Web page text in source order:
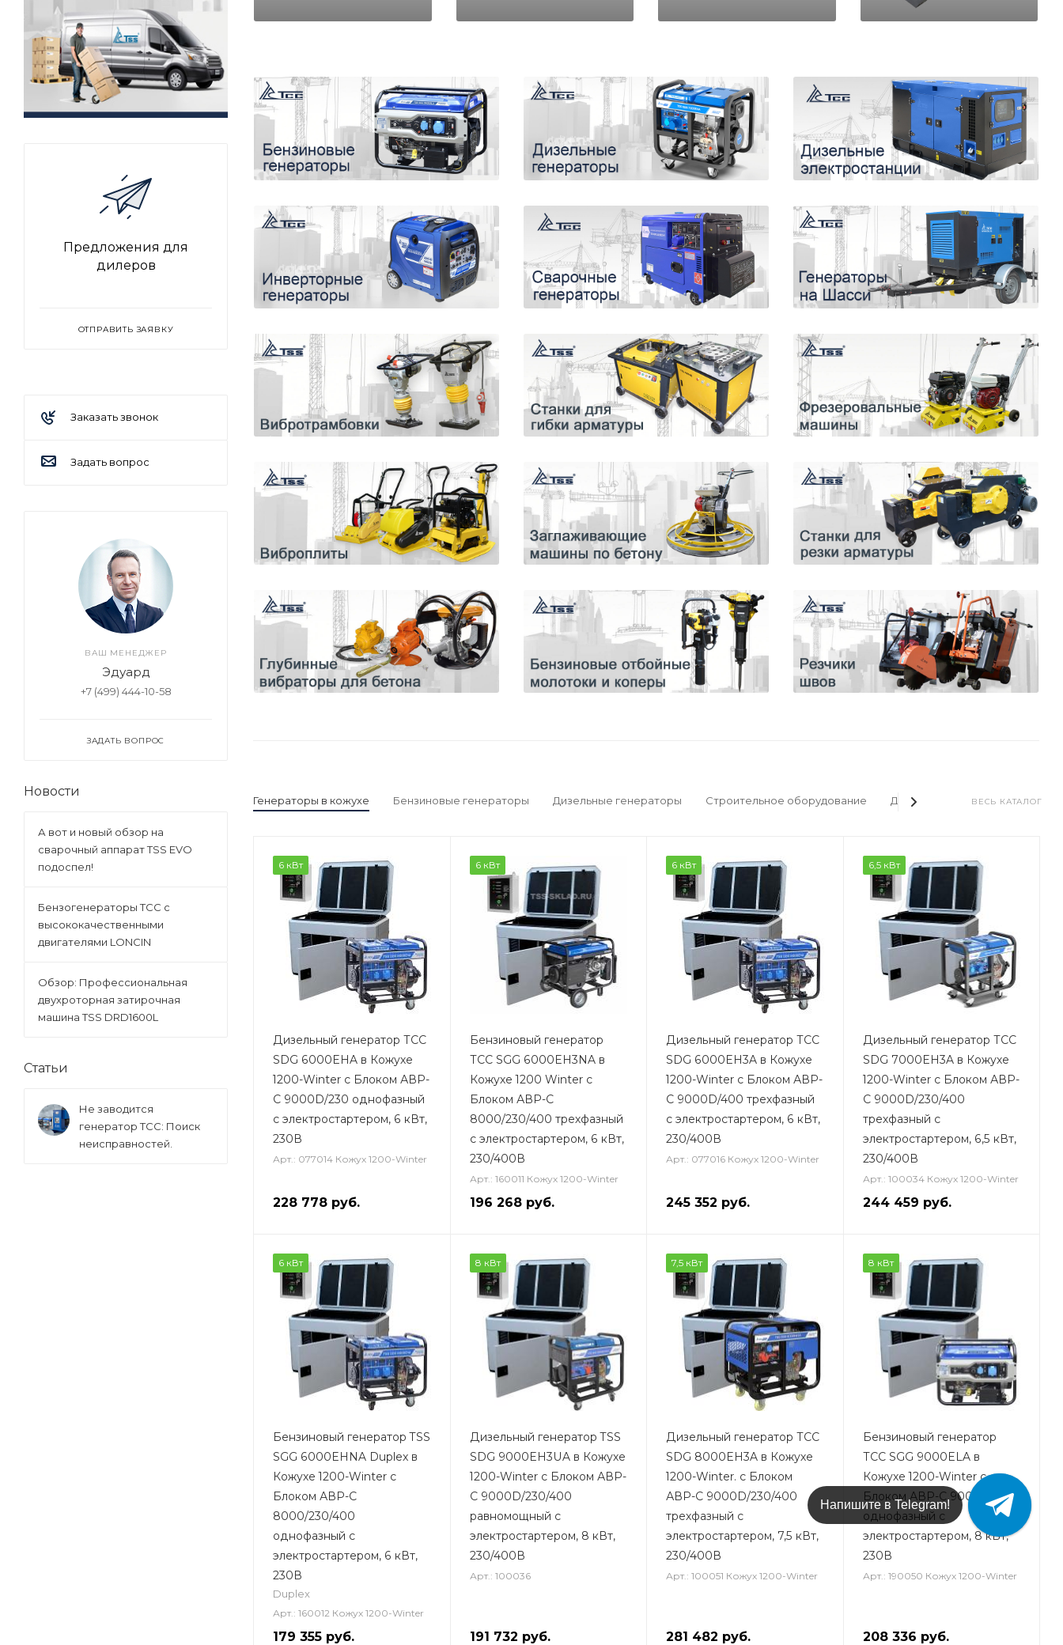
Генераторы в кожухе Бензиновые генераторы Дизельные генераторы Строительное оборудование Дизельные электростанции
ВЕСЬ КАТАЛОГ
6 кВт
Дизельный генератор ТСС
SDG 6000EHA в Кожухе
1200-Winter с Блоком АВР-
С 9000D/230 однофазный
с электростартером, 6 кВт,
230В
Арт.: 077014 Кожух 1200-Winter
228 778 руб.
6 кВт
Бензиновый генератор
ТСС SGG 6000EH3NA в
Кожухе 1200 Winter с
Блоком АВР-С
8000/230/400 трехфазный
с электростартером, 6 кВт,
230/400В
Арт.: 160011 Кожух 1200-Winter
196 268руб.
6 кВт
Дизельный генератор ТСС
SDG 6000EH3A в Кожухе
1200-Winter с Блоком АВР-
С 9000D/400 трехфазный
с электростартером, 6 кВт,
230/400В
Арт.: 077016 Кожух 1200-Winter
245 352 руб.
6,5 кВт
Дизельный генератор ТСС
SDG 7000EH3A в Кожухе
1200-Winter с Блоком АВР-
С 9000D/230/400
трехфазный с
электростартером, 6,5 кВт,
230/400В
Арт.: 100034 Кожух 1200-Winter
244 459 руб.
6 кВт
Бензиновый генератор TSS
SGG 6000EHNA Duplex в
Кожухе 1200-Winter с
Блоком АВР-С
8000/230/400
однофазный с
электростартером, 6 кВт,
230В
Duplex
Арт.: 160012 Кожух 1200-Winter
179 355 руб.
8 кВт
Дизельный генератор TSS
SDG 9000EH3UA в Кожухе
1200-Winter с Блоком АВР-
С 9000D/230/400
равномощный с
электростартером, 8 кВт,
230/400В
Арт.: 100036
191 732 руб.
7,5 кВт
Дизельный генератор ТСС
SDG 8000EH3A в Кожухе
1200-Winter. с Блоком
АВР-С 9000D/230/400
трехфазный с
электростартером, 7,5 кВт,
230/400В
Арт.: 100051 Кожух 1200-Winter
281 482 руб.
8 кВт
Бензиновый генератор
ТСС SGG 9000ELA в
Кожухе 1200-Winter с
Блоком АВР-C 9000/230
однофазный с
электростартером, 8 кВт,
230В
Арт.: 190050 Кожух 1200-Winter
208 336 руб.
Предложения для
дилеров
ОТПРАВИТЬ ЗАЯВКУ
Заказать звонок
Задать вопрос
ВАШ МЕНЕДЖЕР
Эдуард
+7 (499) 444-10-58
ЗАДАТЬ ВОПРОС
Новости
А вот и новый обзор на
сварочный аппарат TSS EVO
подоспел!
Бензогенераторы ТСС с
высококачественными
двигателями LONCIN
Обзор: Профессиональная
двухроторная затирочная
машина TSS DRD1600L
Статьи
Не заводится
генератор ТСС: Поиск
неисправностей.
Напишите в Telegram!